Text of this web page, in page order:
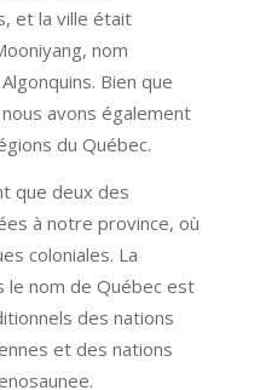
et la ville était
nom
Bien que
avons également
du Québec.
que deux des
à notre province, où
coloniales. La
le nom de Québec est
des nations
et des nations